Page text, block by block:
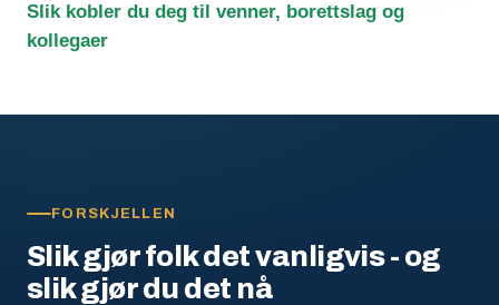
Slik kobler du deg til venner, borettslag og
kollegaer
FORSKJELLEN
Slik gjør folk det vanligvis - og
slik gjør du det nå